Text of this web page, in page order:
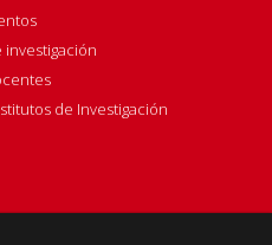
investigación
de Investigación